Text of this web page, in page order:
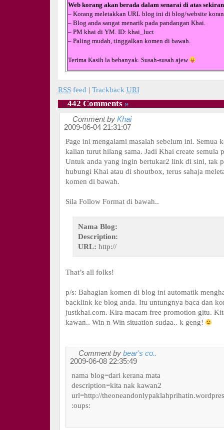
Web korang akan berada dalam senarai di atas
– Korang meletakkan URL blog ini di blog/website
– Blog anda sangat menarik pada pandangan Khai.
– PM khai di YM. ID: khai_luct
– Paling mudah, tinggalkan komen di bawah.
Terima Kasih la bebanyak. Susah-susah ajew
RSSfeed | Trackback URI
442 Comments »
Comment by Khai
2009-06-04 21:31:07
Page ini mengalami masalah sebelum ini. Semua
kalian turut hilang sama. Jadi Khai create semula
Untuk anda yang ingin bertukar2 link di sini, tak
hubungi Khai atau di shoutbox, terus sahaja
komen di bawah.
Sila Follow Format di bawah..
Nama Blog:
Description:
URL: http://
That’s all folks!
p/s: Bahagian komen di blog ini automatik
backlink ke blog anda. Itu untungnya baca dan
justkhai.com. Kira macam free promotion gitu.
kawan.. Win n Win situation sudaa.. k geng!
Comment by bear's co..
2009-06-08 22:35:49
nama blog=dari kerana mata
description=kita nak kawan2
url=http://
:oups: